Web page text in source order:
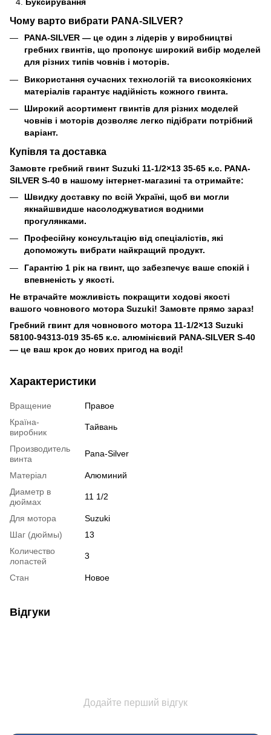
Буксирування
Чому варто вибрати PANA-SILVER?
PANA-SILVER — це один з лідерів у виробництві
гребних гвинтів, що пропонує широкий вибір моделей
для різних типів човнів і моторів.
Використання сучасних технологій та високоякісних
матеріалів гарантує надійність кожного гвинта.
Широкий асортимент гвинтів для різних моделей
човнів і моторів дозволяє легко підібрати потрібний
варіант.
Купівля та доставка
Замовте гребний гвинт Suzuki 11-1/2×13 35-65 к.с. PANA-
SILVER S-40 в нашому інтернет-магазині та отримайте:
Швидку доставку по всій Україні, щоб ви могли
якнайшвидше насолоджуватися водними
прогулянками.
Професійну консультацію від спеціалістів, які
допоможуть вибрати найкращий продукт.
Гарантію 1 рік на гвинт, що забезпечує ваше спокій і
впевненість у якості.
Не втрачайте можливість покращити ходові якості
вашого човнового мотора Suzuki! Замовте прямо зараз!
Гребний гвинт для човнового мотора 11-1/2×13 Suzuki
58100-94313-019 35-65 к.с. алюмінієвий PANA-SILVER S-40
— це ваш крок до нових пригод на воді!
Характеристики
Вращение
Правое
Країна-
виробник
Тайвань
Производитель
винта
Pana-Silver
Матеріал
Алюминий
Диаметр в
дюймах
11 1/2
Для мотора
Suzuki
Шаг (дюймы)
13
Количество
лопастей
3
Стан Новое
Відгуки
Додайте перший відгук